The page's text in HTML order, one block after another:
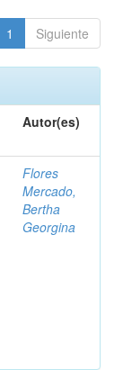
1 Siguiente
Autor(es)
Flores
Mercado,
Bertha
Georgina